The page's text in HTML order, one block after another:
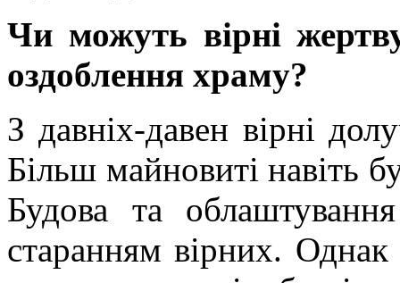
Чи можуть вірні
оздоблення храму?
З давніх-давен вірні
Більш майновиті навіть
Будова та
старанням вірних.